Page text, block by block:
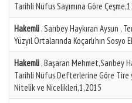
Tarihli Nüfus Sayımına Göre
Hakemli , Sarıbey Haykıran Aysun
Yüzyıl Ortalarında Koçarlı’nın Sosyo
Hakemli , Başaran Mehmet,Sarıbey
Tarihli Nüfus Defterlerine Göre Tire
Nitelik ve Nicelikleri,1,2015